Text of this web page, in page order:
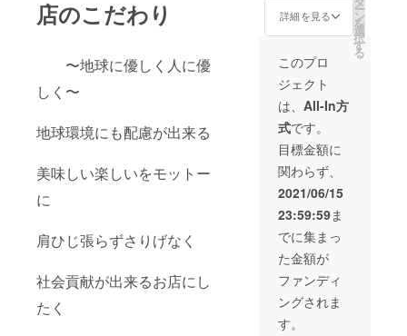
店のこだわり
〜地球に優しく人に優
しく〜
地球環境にも配慮が出来る
美味しい楽しいをモットー
に
肩ひじ張らずさりげなく
社会貢献が出来るお店にし
たく
メ1パッ
ポター
ジュ
スープ2
パック
自然栽
培薔薇
の薔薇
ジャム
時短簡
単レシ
ピ 以上
の
kukka
美味し
いセッ
ト お食
事券有
効期
郵便にて送付さ
詳細を見る ー
ン
を
選
択
す
る
このプロ
ジェクト
は、 All-In方
式です。
目標金額に
関わらず、
2021/06/15
23:59:59ま
でに集まっ
た金額が
ファンディ
ングされま
す。